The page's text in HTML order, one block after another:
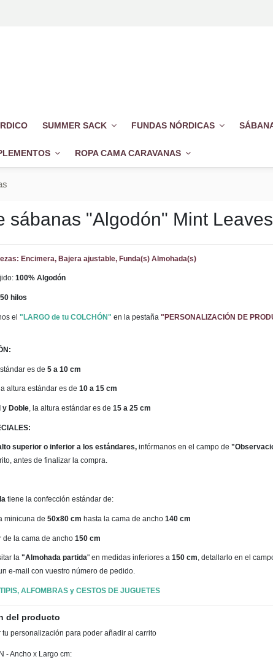
SUMMER SACK FUNDAS NÓRDICAS
ROPA CAMA CARAVANAS
sábanas "Algodón" Mint
Encimera, Bajera ajustable, Funda(s) Almohada(s)
100% Algodón
hilos
el"LARGO de tu COLCHÓN" en la pestaña"PERSONALIZACIÓN DE
es de5 a 10 cm
la altura estándar es de10 a 15 cm
y Doble, la altura estándar es de15 a 25 cm
superior o inferior a los estándares,infórmanos en el campo de
antes de finalizar la compra.
tiene la confección estándar de:
minicuna de50x80 cm hasta la cama de ancho140 cm
de la cama de ancho150 cm
la"Almohada partida" en medidas inferiores a150 cm, detallarlo en el
e-mail con vuestro número de pedido.
TIPIS, ALFOMBRAS y CESTOS DE JUGUETES
del producto
tu personalización para poder añadir al carrito
- Ancho x Largo cm: